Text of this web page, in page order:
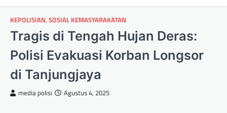
KEPOLISIAN, SOSIAL KEMASYARAKATAN
Tragis di Tengah Hujan Deras:
Polisi Evakuasi Korban Longsor
di Tanjungjaya
media polisi Agustus 4, 2025